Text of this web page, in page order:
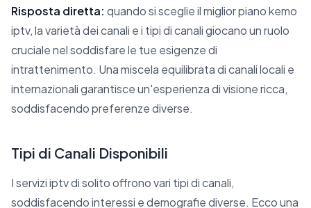
Risposta diretta: quando si sceglie il miglior piano kemo
iptv, la varietà dei canali e i tipi di canali giocano un ruolo
cruciale nel soddisfare le tue esigenze di
intrattenimento. Una miscela equilibrata di canali locali e
internazionali garantisce un'esperienza di visione ricca,
soddisfacendo preferenze diverse.
Tipi di Canali Disponibili
I servizi iptv di solito offrono vari tipi di canali,
soddisfacendo interessi e demografie diverse. Ecco una